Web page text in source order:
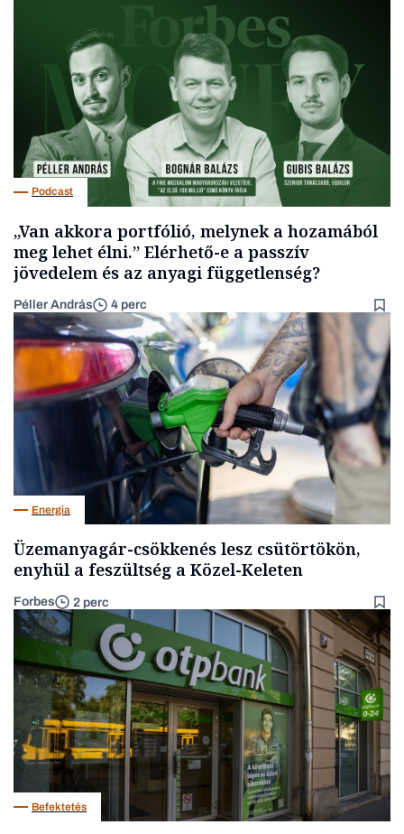
Podcast
„Van akkora portfólió, melynek a hozamából
meg lehet élni.” Elérhető-e a passzív
jövedelem és az anyagi függetlenség?
Péller András 4 perc
Energia
Üzemanyagár-csökkenés lesz csütörtökön,
enyhül a feszültség a Közel-Keleten
Forbes 2 perc
Befektetés